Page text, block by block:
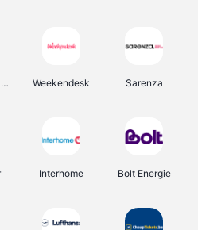
The Fashion Store Weekendesk Sarenza
Interhome Bolt Energie